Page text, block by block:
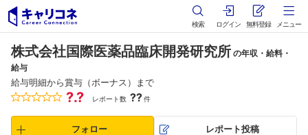
検索 ログイン 無料登録 メニュー
株式会社国際医薬品臨床開発研究所 の年収・給料・
給与
給与明細から賞与（ボーナス）まで
?.? レポート数 ??件
フォロー レポート投稿